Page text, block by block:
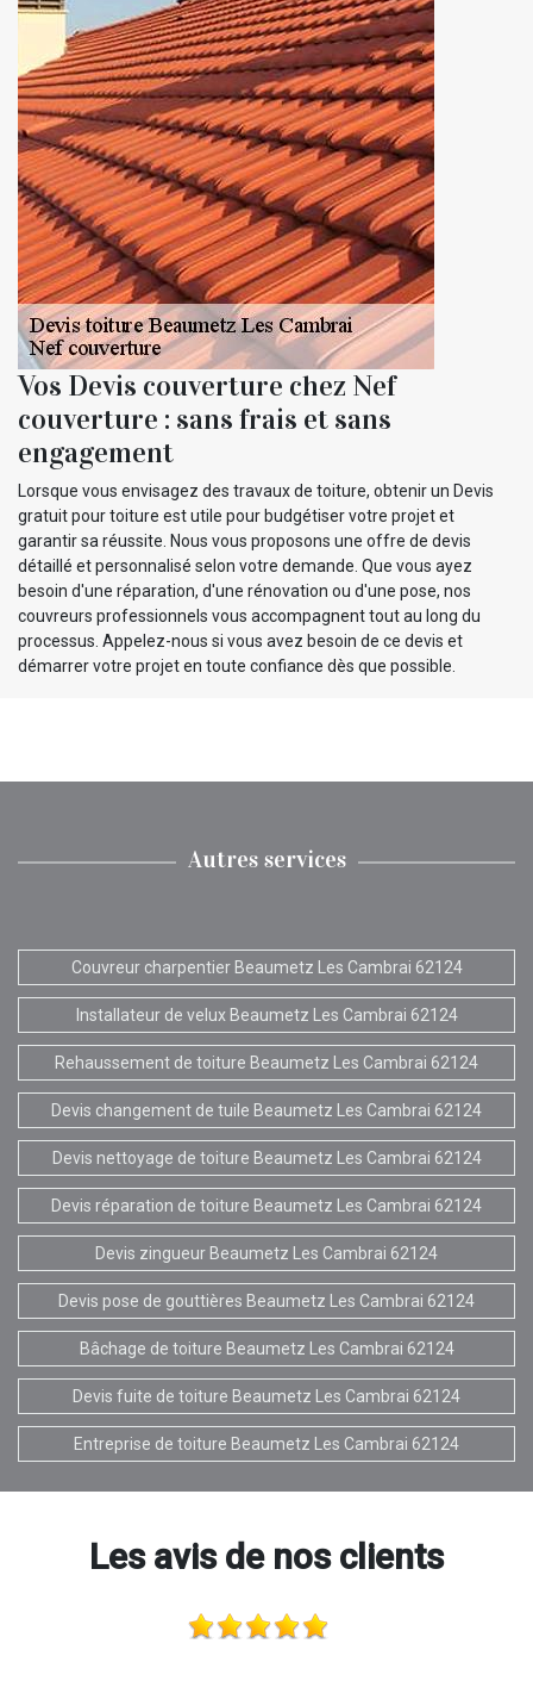
Vos Devis couverture chez Nef
couverture : sans frais et sans
engagement
Lorsque vous envisagez des travaux de toiture, obtenir un Devis
gratuit pour toiture est utile pour budgétiser votre projet et
garantir sa réussite. Nous vous proposons une offre de devis
détaillé et personnalisé selon votre demande. Que vous ayez
besoin d'une réparation, d'une rénovation ou d'une pose, nos
couvreurs professionnels vous accompagnent tout au long du
processus. Appelez-nous si vous avez besoin de ce devis et
démarrer votre projet en toute confiance dès que possible.
Autres services
Couvreur charpentier Beaumetz Les Cambrai 62124
Installateur de velux Beaumetz Les Cambrai 62124
Rehaussement de toiture Beaumetz Les Cambrai 62124
Devis changement de tuile Beaumetz Les Cambrai 62124
Devis nettoyage de toiture Beaumetz Les Cambrai 62124
Devis réparation de toiture Beaumetz Les Cambrai 62124
Devis zingueur Beaumetz Les Cambrai 62124
Devis pose de gouttières Beaumetz Les Cambrai 62124
Bâchage de toiture Beaumetz Les Cambrai 62124
Devis fuite de toiture Beaumetz Les Cambrai 62124
Entreprise de toiture Beaumetz Les Cambrai 62124
Les avis de nos clients